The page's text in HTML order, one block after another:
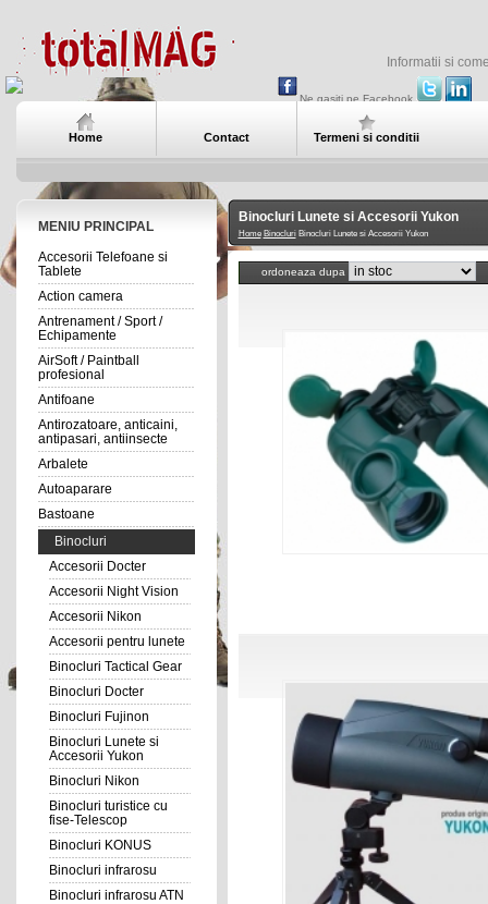
Informatii si
Ne gasiti pe Facebook
Home Contact Termeni si conditii
MENIU PRINCIPAL
Accesorii Telefoane si
Tablete
Action camera
Antrenament / Sport /
Echipamente
AirSoft / Paintball
profesional
Antifoane
Antirozatoare, anticaini,
antipasari, antiinsecte
Arbalete
Autoaparare
Bastoane
Binocluri
Accesorii Docter
Accesorii Night Vision
Accesorii Nikon
Accesorii pentru lunete
Binocluri Tactical Gear
Binocluri Docter
Binocluri Fujinon
Binocluri Lunete si
Accesorii Yukon
Binocluri Nikon
Binocluri turistice cu
fise-Telescop
Binocluri KONUS
Binocluri infrarosu
Binocluri infrarosu ATN
Binocluri Lunete si Accesorii Yukon
Home BinocluriBinocluri Lunete si Accesorii Yukon
ordoneaza dupa